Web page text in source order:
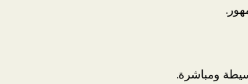
ومباشرة.